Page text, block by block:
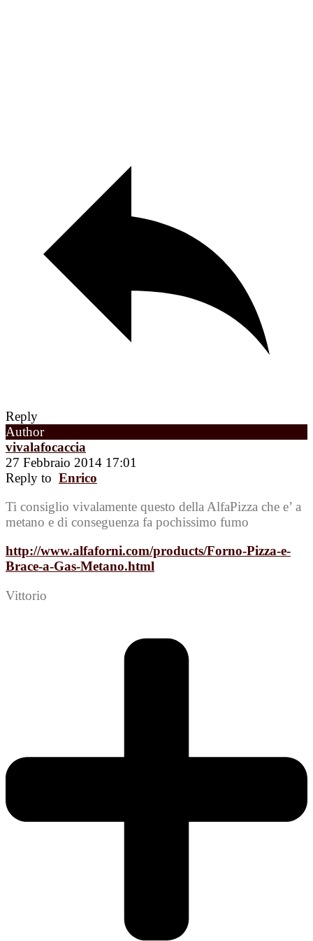
Reply
Author
vivalafocaccia
27 Febbraio 2014 17:01
Reply to Enrico
Ti consiglio vivalamente questo della AlfaPizza che e’ a
metano e di conseguenza fa pochissimo fumo
http://www.alfaforni.com/products/Forno-Pizza-e-
Brace-a-Gas-Metano.html
Vittorio